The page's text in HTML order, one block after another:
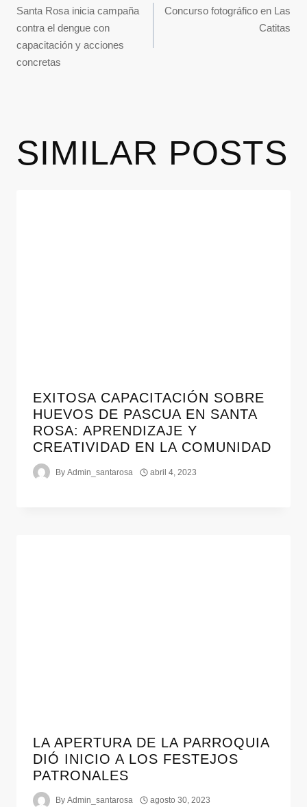
Santa Rosa inicia campaña
contra el dengue con
capacitación y acciones
concretas
Concurso fotográfico en Las
Catitas
SIMILAR POSTS
EXITOSA CAPACITACIÓN SOBRE
HUEVOS DE PASCUA EN SANTA
ROSA: APRENDIZAJE Y
CREATIVIDAD EN LA COMUNIDAD
By Admin_santarosa abril 4, 2023
LA APERTURA DE LA PARROQUIA
DIÓ INICIO A LOS FESTEJOS
PATRONALES
By Admin_santarosa agosto 30, 2023